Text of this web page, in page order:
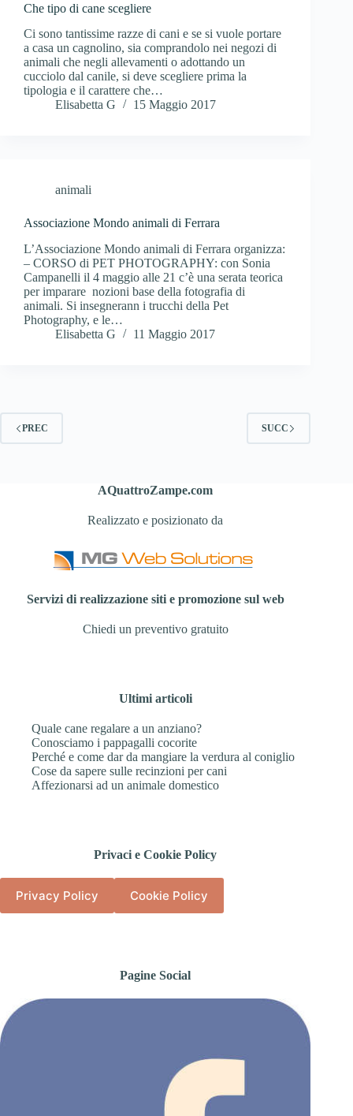
Che tipo di cane scegliere
Ci sono tantissime razze di cani e se si vuole portare
a casa un cagnolino, sia comprandolo nei negozi di
animali che negli allevamenti o adottando un
cucciolo dal canile, si deve scegliere prima la
tipologia e il carattere che…
Elisabetta G
15 Maggio 2017
animali
Associazione Mondo animali di Ferrara
L’Associazione Mondo animali di Ferrara organizza:
– CORSO di PET PHOTOGRAPHY: con Sonia
Campanelli il 4 maggio alle 21 c’è una serata teorica
per imparare nozioni base della fotografia di
animali. Si insegnerann i trucchi della Pet
Photography, e le…
Elisabetta G
11 Maggio 2017
PREC SUCC
AQuattroZampe.com
Realizzato e posizionato da
Servizi di realizzazione siti e promozione sul web
Chiedi un preventivo gratuito
Ultimi articoli
Quale cane regalare a un anziano?
Conosciamo i pappagalli cocorite
Perché e come dar da mangiare la verdura al coniglio
Cose da sapere sulle recinzioni per cani
Affezionarsi ad un animale domestico
Privaci e Cookie Policy
Privacy Policy Cookie Policy
Pagine Social